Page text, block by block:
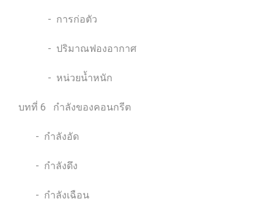
- การก่อตัว
- ปริมาณฟองอากาศ
- หน่วยน้ำหนัก
บทที่ 6 กำลังของคอนกรีต
- กำลังอัด
- กำลังดึง
- กำลังเฉือน